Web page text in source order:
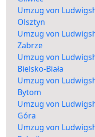
Umzug von
Olsztyn
Umzug von
Zabrze
Umzug von
Bielsko-Biała
Umzug von
Bytom
Umzug von
Góra
Umzug von